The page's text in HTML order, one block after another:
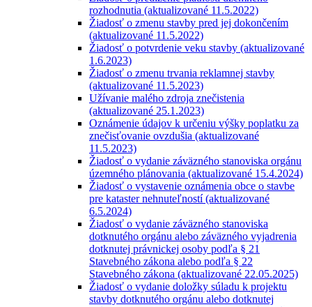
rozhodnutia (aktualizované 11.5.2022)
Žiadosť o zmenu stavby pred jej dokončením
(aktualizované 11.5.2022)
Žiadosť o potvrdenie veku stavby (aktualizované
1.6.2023)
Žiadosť o zmenu trvania reklamnej stavby
(aktualizované 11.5.2023)
Užívanie malého zdroja znečistenia
(aktualizované 25.1.2023)
Oznámenie údajov k určeniu výšky poplatku za
znečisťovanie ovzdušia (aktualizované
11.5.2023)
Žiadosť o vydanie záväzného stanoviska orgánu
územného plánovania (aktualizované 15.4.2024)
Žiadosť o vystavenie oznámenia obce o stavbe
pre kataster nehnuteľností (aktualizované
6.5.2024)
Žiadosť o vydanie záväzného stanoviska
dotknutého orgánu alebo záväzného vyjadrenia
dotknutej právnickej osoby podľa § 21
Stavebného zákona alebo podľa § 22
Stavebného zákona (aktualizované 22.05.2025)
Žiadosť o vydanie doložky súladu k projektu
stavby dotknutého orgánu alebo dotknutej